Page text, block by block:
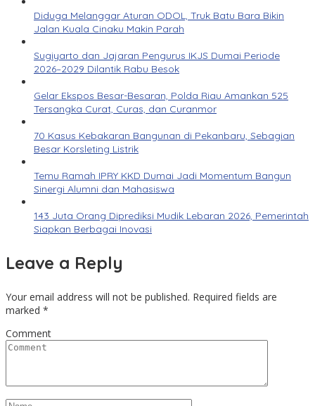
Diduga Melanggar Aturan ODOL, Truk Batu Bara Bikin
Jalan Kuala Cinaku Makin Parah
Sugiyarto dan Jajaran Pengurus IKJS Dumai Periode
2026–2029 Dilantik Rabu Besok
Gelar Ekspos Besar-Besaran, Polda Riau Amankan 525
Tersangka Curat, Curas, dan Curanmor
70 Kasus Kebakaran Bangunan di Pekanbaru, Sebagian
Besar Korsleting Listrik
Temu Ramah IPRY KKD Dumai Jadi Momentum Bangun
Sinergi Alumni dan Mahasiswa
143 Juta Orang Diprediksi Mudik Lebaran 2026, Pemerintah
Siapkan Berbagai Inovasi
Leave a Reply
Your email address will not be published. Required fields are
marked *
Comment